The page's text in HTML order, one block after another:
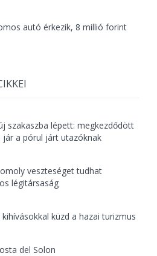
autó érkezik, 8 millió forint
szakaszba lépett: megkezdődött
a pórul járt utazóknak
veszteséget tudhat
légitársaság
küzd a hazai turizmus
del Solon